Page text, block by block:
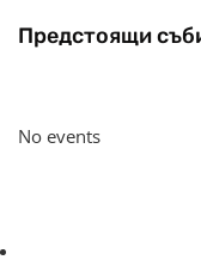
Предстоящи
No events